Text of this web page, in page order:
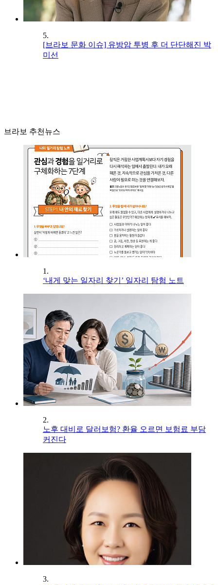
5.
[브라보 문화 이슈] 유방암 투병 후 더 단단해진 박
미선
브라보 추천뉴스
1.
‘내게 맞는 일자리 찾기’ 일자리 탐험 노트
2.
노후 대비로 달러보험? 환율 오르면 보험료 부담
커진다
3.